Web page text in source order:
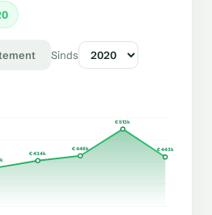
Sinds
€ 434k
€ 446k
€ 513k
€ 443k